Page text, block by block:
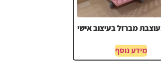
מברזל בעיצוב אישי
מידע נוסף